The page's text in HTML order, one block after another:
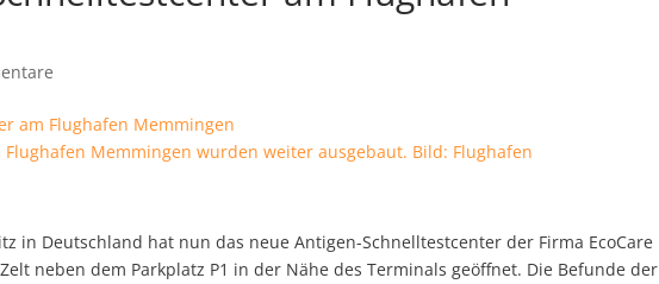
Flughafen Memmingen wurden weiter ausgebaut. Bild: Flughafen
in Deutschland hat nun das neue Antigen-Schnelltestcenter der Firma EcoCare
neben dem Parkplatz P1 in der Nähe des Terminals geöffnet. Die Befunde der